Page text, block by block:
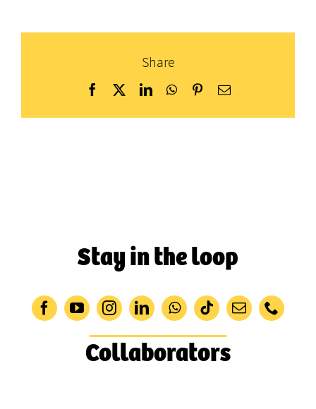
Share
Facebook
X LinkedInWhatsApp
PinterestEmail
Stay in the loop
Collaborators